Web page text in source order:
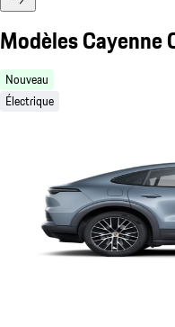
Modèles Cayenne
Nouveau
Électrique